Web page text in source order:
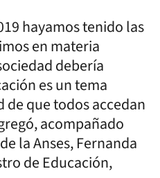
hayamos tenido las
en materia
debería
es un tema
que todos accedan
acompañado
la Anses, Fernanda
de Educación,